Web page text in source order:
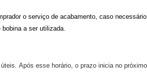
o serviço de acabamento, caso
a ser utilizada.
Após esse horário, o prazo inicia no